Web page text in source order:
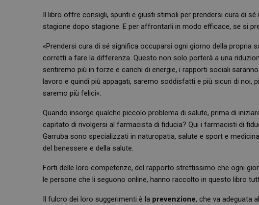
Il libro offre consigli, spunti e giusti stimoli per prendersi cura di
stagione dopo stagione. E per affrontarli in modo efficace, se si
«Prendersi cura di sé significa occuparsi ogni giorno della propria
corretti a fare la differenza. Questo non solo porterà a una
sentiremo più in forze e carichi di energie, i rapporti sociali
lavoro e quindi più appagati, saremo soddisfatti e più sicuri di noi,
saremo più felici».
Quando insorge qualche piccolo problema di salute, prima di
capitato di rivolgersi al farmacista di fiducia? Qui i farmacisti di
Garruba sono specializzati in naturopatia, salute e sport e
del benessere e della salute.
Forti delle loro competenze, del rapporto strettissimo che ogni
le persone che li seguono online, hanno raccolto in questo libro
Il fulcro dei loro suggerimenti è la prevenzione, che va adeguata